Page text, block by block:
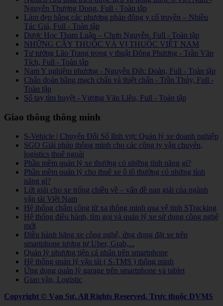
Nguyễn Thượng Dong, Full - Toàn tập
Làm đẹp bằng các phương pháp đông y cổ truyền – Nhiều
Tác Giả, Full - Toàn tập
Dược Học Tham Luận – Chơn Nguyễn, Full - Toàn tập
NHỮNG CÂY THUỐC VÀ VỊ THUỐC VIỆT NAM
Tư tưởng Lão Trang trong y thuật Đông Phương - Trần Văn
Tích, Full - Toàn tập
Nam Y nghiệm phương - Nguyễn Đức Đoàn, Full - Toàn tập
Chẩn đoán bằng mạch chẩn và thiệt chẩn - Trần Thúy, Full -
Toàn tập
Sổ tay tìm huyệt - Vương Văn Liêu, Full - Toàn tập
Giao thông thông minh
S-Vehicle | Chuyển Đổi Số lĩnh vực Quản lý xe doanh nghiệp
SGO Giải pháp thông minh cho các công ty vận chuyển,
logistics thuê ngoài
Phần mềm quản lý xe thường có những tính năng gì?
Phần mềm quản lý cho thuê xe ô tô thường có những tính
năng gì?
Lời giải cho xe trống chiều về – vấn đề nan giải của ngành
vận tải Việt Nam
Hệ thống chấm công từ xa thông minh qua vệ tinh STracking
Hệ thống điều hành, tìm gọi và quản lý xe sử dụng công nghệ
mới
Điều hành hãng xe công nghệ, ứng dụng đặt xe trên
smartphone tương tự Uber, Grab,...
Quản lý phương tiện cá nhân trên smartphone
Hệ thống quản lý vận tải ( S-TMS ) thông minh
Ứng dụng quản lý garage trên smartphone và tablet
Giao vận, Logistic
Copyright © Vạn Sự. All Rights Reserved. Trực thuộc DVMS